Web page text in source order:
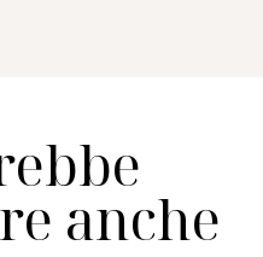
anche